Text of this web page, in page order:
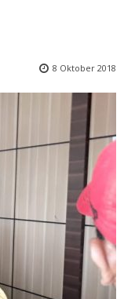
8 Oktober 2018